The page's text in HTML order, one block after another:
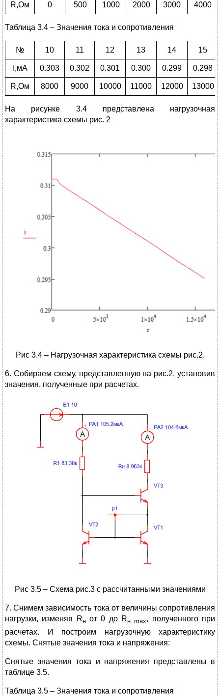
R,Ом 0 500 1000 2000 3000 4000
Таблица 3.4 – Значения тока и сопротивления
№ 10 11 12 13 14 15
I,мА 0.303 0.302 0.301 0.300 0.299 0.298
R,Ом 8000 9000 10000 11000 12000 13000
На рисунке 3.4 представлена нагрузочная
характеристика схемы рис. 2
Рис 3.4 – Нагрузочная характеристика схемы рис.2.
6. Собираем схему, представленную на рис.2, установив
значения, полученные при расчетах.
Рис 3.5 – Схема рис.3 с рассчитанными значениями
7. Снимем зависимость тока от величины сопротивления
нагрузки, изменяя Rнот 0 до Rнmax, полученного при
расчетах. И построим нагрузочную характеристику
схемы. Снятые значения тока и напряжения:
Снятые значения тока и напряжения представлены в
таблице 3.5.
Таблица 3.5 – Значения тока и сопротивления